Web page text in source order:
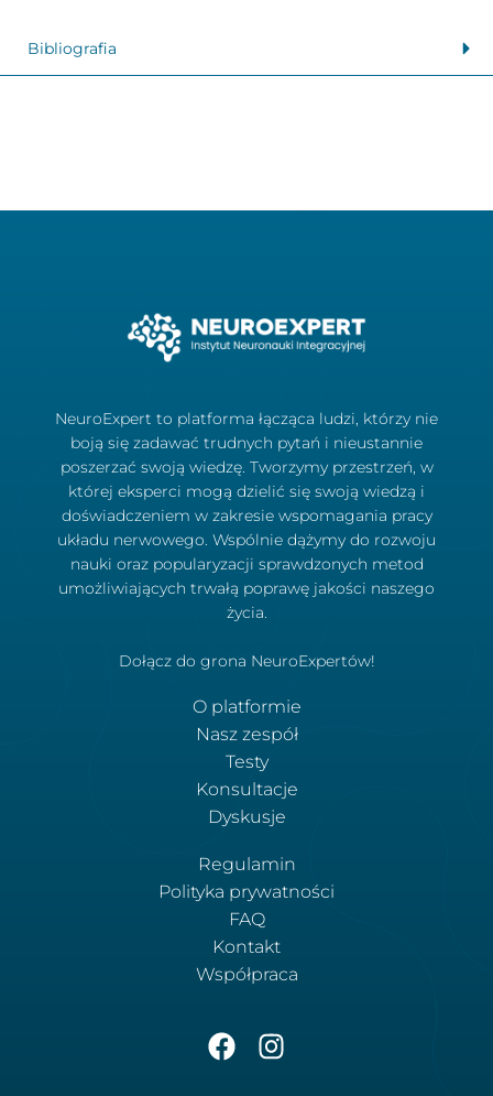
Bibliografia
NeuroExpert to platforma łącząca ludzi, którzy nie
boją się zadawać trudnych pytań i nieustannie
poszerzać swoją wiedzę. Tworzymy przestrzeń, w
której eksperci mogą dzielić się swoją wiedzą i
doświadczeniem w zakresie wspomagania pracy
układu nerwowego. Wspólnie dążymy do rozwoju
nauki oraz popularyzacji sprawdzonych metod
umożliwiających trwałą poprawę jakości naszego
życia.
Dołącz do grona NeuroExpertów!
O platformie
Nasz zespół
Testy
Konsultacje
Dyskusje
Regulamin
Polityka prywatności
FAQ
Kontakt
Współpraca